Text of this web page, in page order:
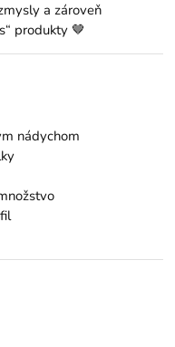
a zároveň
produkty 🤎
nádychom